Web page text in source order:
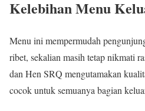
Kelebihan Menu
Menu ini mempermudah
ribet, sekalian masih tetap nikmati
dan Hen SRQ mengutamakan
cocok untuk semuanya bagian